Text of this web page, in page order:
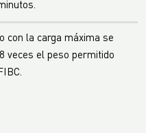
con la carga máxima se
veces el peso permitido